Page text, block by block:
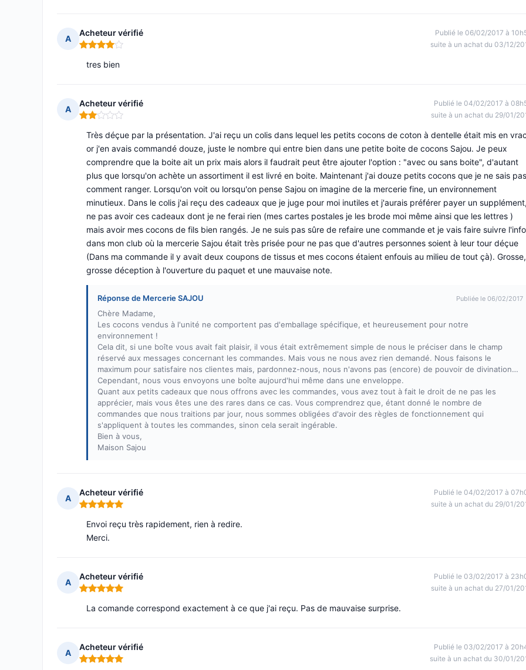
A
Acheteur vérifié
Note : 4 sur 5
Publié le 06/02/2017 à
suite à un achat du 03/12/
tres bien
A
Acheteur vérifié
Note : 2 sur 5
Publié le 04/02/2017 à
suite à un achat du 29/01/
Très déçue par la présentation. J'ai reçu un colis dans lequel les petits cocons de coton à dentelle était mis en
or j'en avais commandé douze, juste le nombre qui entre bien dans une petite boite de cocons Sajou. Je peux
comprendre que la boite ait un prix mais alors il faudrait peut être ajouter l'option : "avec ou sans boite", d'autant
plus que lorsqu'on achète un assortiment il est livré en boite. Maintenant j'ai douze petits cocons que je ne sais pas
comment ranger. Lorsqu'on voit ou lorsqu'on pense Sajou on imagine de la mercerie fine, un environnement
minutieux. Dans le colis j'ai reçu des cadeaux que je juge pour moi inutiles et j'aurais préférer payer un supplément,
ne pas avoir ces cadeaux dont je ne ferai rien (mes cartes postales je les brode moi même ainsi que les lettres )
mais avoir mes cocons de fils bien rangés. Je ne suis pas sûre de refaire une commande et je vais faire suivre l'info
dans mon club où la mercerie Sajou était très prisée pour ne pas que d'autres personnes soient à leur tour déçue
(Dans ma commande il y avait deux coupons de tissus et mes cocons étaient enfouis au milieu de tout çà). Grosse,
grosse déception à l'ouverture du paquet et une mauvaise note.
Réponse de Mercerie SAJOU Publiée le 06/02/2017
Chère Madame,
Les cocons vendus à l'unité ne comportent pas d'emballage spécifique, et heureusement pour notre
environnement !
Cela dit, si une boîte vous avait fait plaisir, il vous était extrêmement simple de nous le préciser dans le champ
réservé aux messages concernant les commandes. Mais vous ne nous avez rien demandé. Nous faisons le
maximum pour satisfaire nos clientes mais, pardonnez-nous, nous n'avons pas (encore) de pouvoir de divination…
Cependant, nous vous envoyons une boîte aujourd'hui même dans une enveloppe.
Quant aux petits cadeaux que nous offrons avec les commandes, vous avez tout à fait le droit de ne pas les
apprécier, mais vous êtes une des rares dans ce cas. Vous comprendrez que, étant donné le nombre de
commandes que nous traitions par jour, nous sommes obligées d'avoir des règles de fonctionnement qui
s'appliquent à toutes les commandes, sinon cela serait ingérable.
Bien à vous,
Maison Sajou
A
Acheteur vérifié
Note : 5 sur 5
Publié le 04/02/2017 à
suite à un achat du 29/01/
Envoi reçu très rapidement, rien à redire.
Merci.
A
Acheteur vérifié
Note : 5 sur 5
Publié le 03/02/2017 à
suite à un achat du 27/01/
La comande correspond exactement à ce que j'ai reçu. Pas de mauvaise surprise.
A
Acheteur vérifié
Note : 5 sur 5
Publié le 03/02/2017 à
suite à un achat du 30/01/